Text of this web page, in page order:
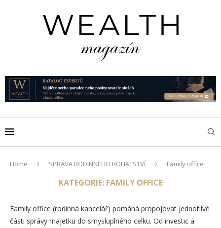
Home SPRÁVA RODINNÉHO BOHATSTVÍ Family office
KATEGORIE: FAMILY OFFICE
Family office (rodinná kancelář) pomáhá propojovat jednotlivé
části správy majetku do smysluplného celku. Od investic a